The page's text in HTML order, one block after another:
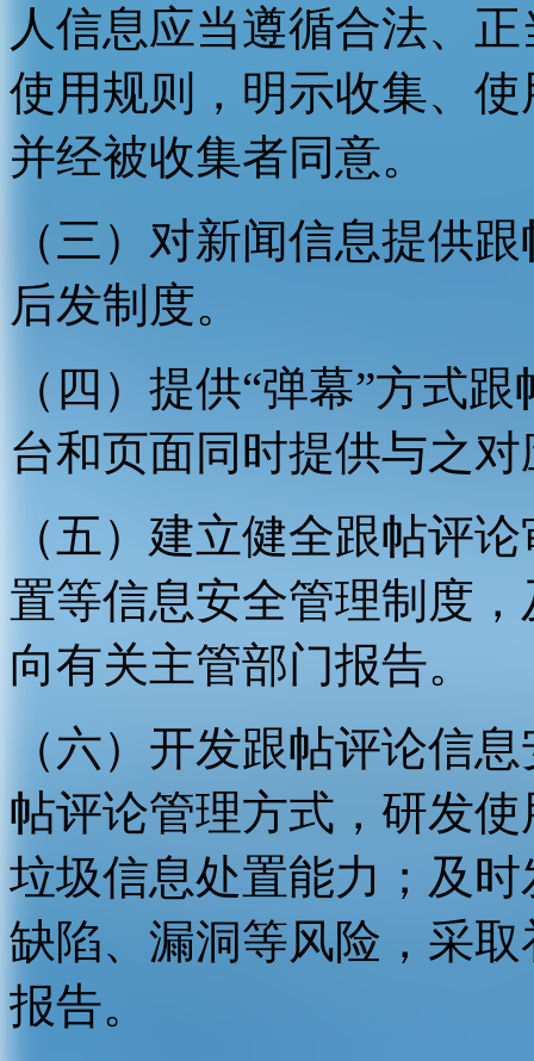
人信息应当遵循合法、
使用规则，明示收集、
并经被收集者同意。
（三）对新闻信息提供
后发制度。
（四）提供“弹幕”方式
台和页面同时提供与之
（五）建立健全跟帖评
置等信息安全管理制度
向有关主管部门报告。
（六）开发跟帖评论信
帖评论管理方式，研发
垃圾信息处置能力；及
缺陷、漏洞等风险，采
报告。